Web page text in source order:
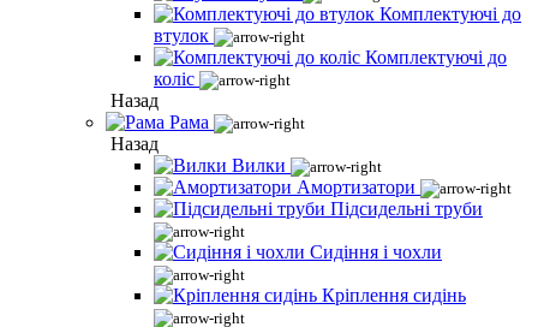
Комплектуючі до
втулок
Комплектуючі до
коліс
Назад
Рама
Назад
Вилки
Амортизатори
Підсидельні труби
Сидіння і чохли
Кріплення сидінь